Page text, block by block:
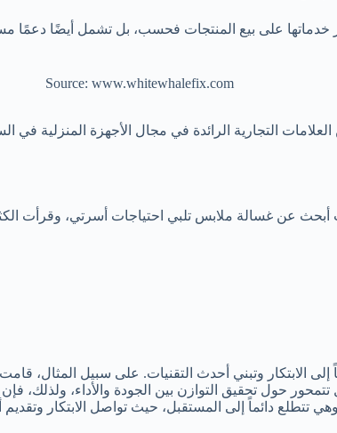
على بيع المنتجات فحسب، بل تشمل أيضًا دعمًا
Source: www.whitewhalefix.com
أصبحت واحدة من العلامات التجارية الرائدة في مجال
عن غسالة ملابس تلبي احتياجات أسرتي، وقرأت
الابتكار وتبني أحدث التقنيات. على سبيل المثال،
حول تحقيق التوازن بين الجودة والأداء، ولذلك،
تتطلع دائماً إلى المستقبل، حيث تواصل الابتكار وتقديم